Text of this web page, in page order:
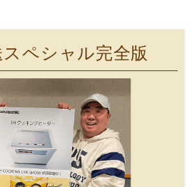
ペシャル完全版